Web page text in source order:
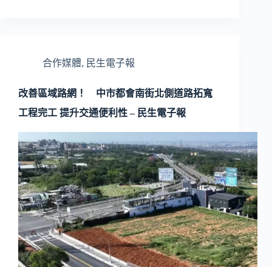
合作媒體, 民生電子報
改善區域路網！ 中市都會南街北側道路拓寬
工程完工 提升交通便利性 – 民生電子報